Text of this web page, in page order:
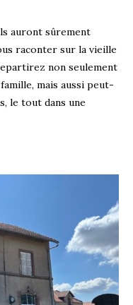
auront sûrement
raconter sur la vieille
non seulement
mais aussi peut-
le tout dans une